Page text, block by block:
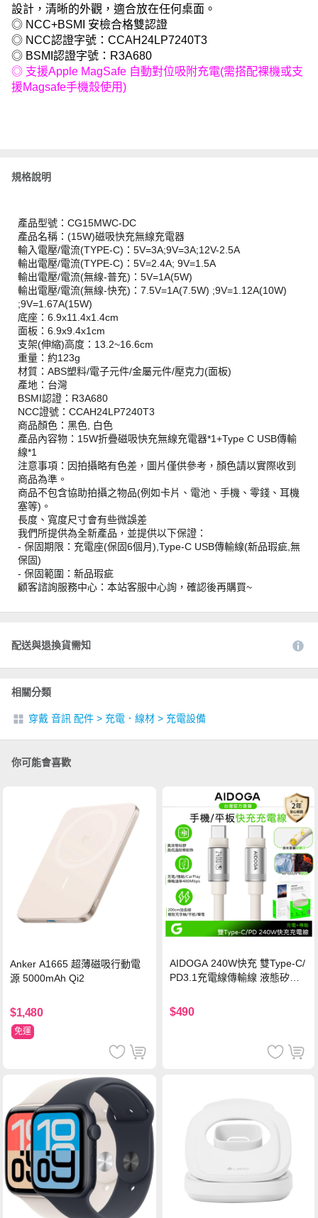
設計，清晰的外觀，適合放在任何桌面。
◎ NCC+BSMI 安檢合格雙認證
◎ NCC認證字號：CCAH24LP7240T3
◎ BSMI認證字號：R3A680
◎ 支援Apple MagSafe 自動對位吸附充電(需搭配裸機或支
援Magsafe手機殼使用)
規格說明
產品型號：CG15MWC-DC
產品名稱：(15W)磁吸快充無線充電器
輸入電壓/電流(TYPE-C)：5V=3A;9V=3A;12V-2.5A
輸出電壓/電流(TYPE-C)：5V=2.4A; 9V=1.5A
輸出電壓/電流(無線-普充)：5V=1A(5W)
輸出電壓/電流(無線-快充)：7.5V=1A(7.5W) ;9V=1.12A(10W)
;9V=1.67A(15W)
底座：6.9x11.4x1.4cm
面板：6.9x9.4x1cm
支架(伸縮)高度：13.2~16.6cm
重量：約123g
材質：ABS塑料/電子元件/金屬元件/壓克力(面板)
產地：台灣
BSMI認證：R3A680
NCC證號：CCAH24LP7240T3
商品顏色：黑色, 白色
產品內容物：15W折疊磁吸快充無線充電器*1+Type C USB傳輸
線*1
注意事項：因拍攝略有色差，圖片僅供參考，顏色請以實際收到
商品為準。
商品不包含協助拍攝之物品(例如卡片、電池、手機、零錢、耳機
塞等)。
長度、寬度尺寸會有些微誤差
我們所提供為全新產品，並提供以下保證：
- 保固期限：充電座(保固6個月),Type-C USB傳輸線(新品瑕疵,無
保固)
- 保固範圍：新品瑕疵
顧客諮詢服務中心：本站客服中心詢，確認後再購買~
配送與退換貨需知
相關分類
穿戴 音訊 配件 > 充電．線材 > 充電設備
你可能會喜歡
Anker A1665 超薄磁吸行動電
源 5000mAh Qi2
$1,480
免運
AIDOGA 240W快充 雙Type-C/
PD3.1充電線傳輸線 液態矽膠
機/平板/筆電
$490